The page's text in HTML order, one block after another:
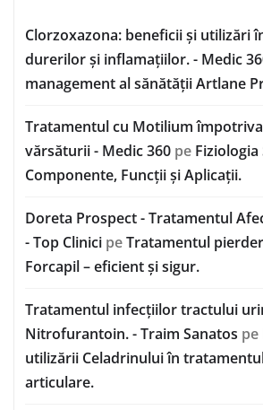
Clorzoxazona: beneficii și utilizări
durerilor și inflamațiilor. - Medic
management al sănătății Artlane
Tratamentul cu Motilium
vărsăturii - Medic 360 pe Fiziologia
Componente, Funcții și Aplicații.
Doreta Prospect - Tratamentul
- Top Clinici peTratamentul
Forcapil – eficient și sigur.
Tratamentul infecțiilor tractului
Nitrofurantoin. - Traim Sanatos pe
utilizării Celadrinului în
articulare.